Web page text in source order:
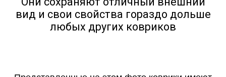
вид и свои свойства гораздо дольше
любых других ковриков